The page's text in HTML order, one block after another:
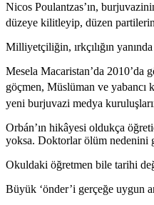
Nicos Poulantzas’ın,
düzeye kilitleyip, düzen
Milliyetçiliğin, ırkçılığın
Mesela Macaristan’da 2010’da
göçmen, Müslüman ve yabancı
yeni burjuvazi medya
Orbán’ın hikâyesi oldukça
yoksa. Doktorlar ölüm nedenini
Okuldaki öğretmen bile tarihi
Büyük ‘önder’i gerçeğe uygun